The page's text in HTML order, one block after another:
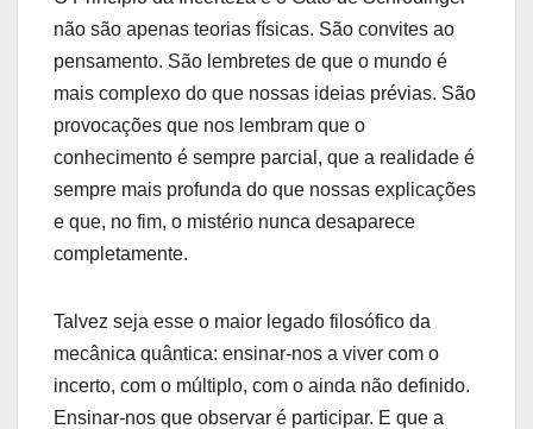
não são apenas teorias físicas. São convites ao
pensamento. São lembretes de que o mundo é
mais complexo do que nossas ideias prévias. São
provocações que nos lembram que o
conhecimento é sempre parcial, que a realidade é
sempre mais profunda do que nossas explicações
e que, no fim, o mistério nunca desaparece
completamente.
Talvez seja esse o maior legado filosófico da
mecânica quântica: ensinar-nos a viver com o
incerto, com o múltiplo, com o ainda não definido.
Ensinar-nos que observar é participar. E que a